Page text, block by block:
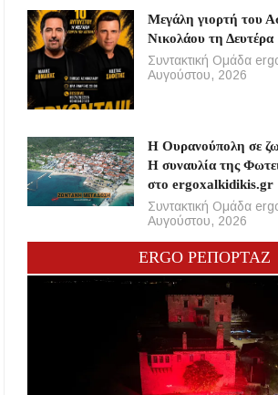
Μεγάλη γιορτή του
Νικολάου τη
Συντακτική Ομάδα
Αυγούστου, 2026
Η Ουρανούπολη σε
Η συναυλία της
στο ergoxalkidikis.gr
Συντακτική Ομάδα
Αυγούστου, 2026
ERGO ΡΕΠΟΡΤΑΖ